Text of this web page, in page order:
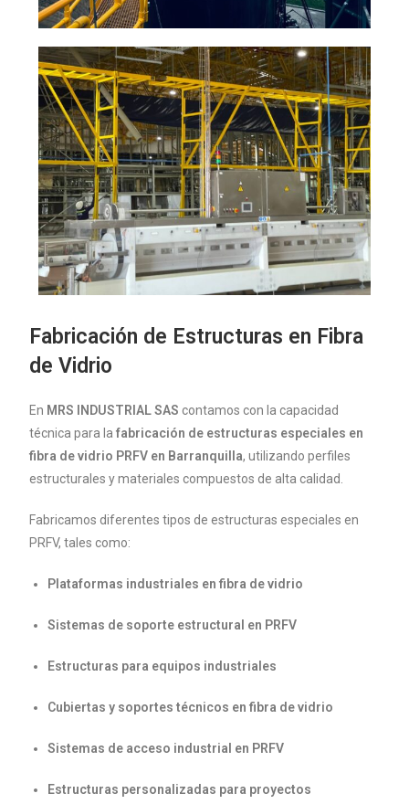
Fabricación de Estructuras en Fibra
de Vidrio
En MRS INDUSTRIAL SAS contamos con la capacidad
técnica para lafabricación de estructuras especiales en
fibra de vidrio PRFV en Barranquilla, utilizando perfiles
estructurales y materiales compuestos de alta calidad.
Fabricamos diferentes tipos de estructuras especiales en
PRFV, tales como:
Plataformas industriales en fibra de vidrio
Sistemas de soporte estructural en PRFV
Estructuras para equipos industriales
Cubiertas y soportes técnicos en fibra de vidrio
Sistemas de acceso industrial en PRFV
Estructuras personalizadas para proyectos